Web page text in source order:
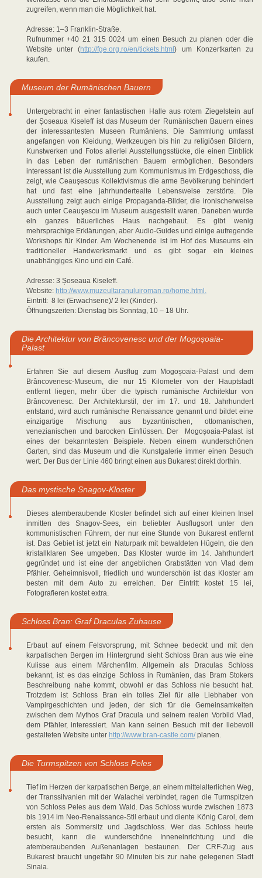
zugreifen, wenn man die Möglichkeit hat.
Adresse: 1–3 Franklin-Straße.
Rufnummer +40 21 315 0024 um einen Besuch zu planen oder die
Website unter (http://fge.org.ro/en/tickets.html) um Konzertkarten zu
kaufen.
Museum der Rumänischen Bauern
Untergebracht in einer fantastischen Halle aus rotem Ziegelstein auf
der Șoseaua Kiseleff ist das Museum der Rumänischen Bauern eines
der interessantesten Museen Rumäniens. Die Sammlung umfasst
angefangen von Kleidung, Werkzeugen bis hin zu religiösen Bildern,
Kunstwerken und Fotos allerlei Ausstellungsstücke, die einen Einblick
in das Leben der rumänischen Bauern ermöglichen. Besonders
interessant ist die Ausstellung zum Kommunismus im Erdgeschoss, die
zeigt, wie Ceauşescus Kollektivismus die arme Bevölkerung behindert
hat und fast eine jahrhundertealte Lebensweise zerstörte. Die
Ausstellung zeigt auch einige Propaganda-Bilder, die ironischerweise
auch unter Ceauşescu im Museum ausgestellt waren. Daneben wurde
ein ganzes bäuerliches Haus nachgebaut. Es gibt wenig
mehrsprachige Erklärungen, aber Audio-Guides und einige aufregende
Workshops für Kinder. Am Wochenende ist im Hof des Museums ein
traditioneller Handwerksmarkt und es gibt sogar ein kleines
unabhängiges Kino und ein Café.
Adresse: 3 Șoseaua Kiseleff.
Website: http://www.muzeultaranuluiroman.ro/home.html.
Eintritt: 8 lei (Erwachsene)/ 2 lei (Kinder).
Öffnungszeiten: Dienstag bis Sonntag, 10 – 18 Uhr.
Die Architektur von Brâncovenesc und der Mogoșoaia-
Palast
Erfahren Sie auf diesem Ausflug zum Mogoșoaia-Palast und dem
Brâncovenesc-Museum, die nur 15 Kilometer von der Hauptstadt
entfernt liegen, mehr über die typisch rumänische Architektur von
Brâncovenesc. Der Architekturstil, der im 17. und 18. Jahrhundert
entstand, wird auch rumänische Renaissance genannt und bildet eine
einzigartige Mischung aus byzantinischen, ottomanischen,
venezianischen und barocken Einflüssen. Der Mogoșoaia-Palast ist
eines der bekanntesten Beispiele. Neben einem wunderschönen
Garten, sind das Museum und die Kunstgalerie immer einen Besuch
wert. Der Bus der Linie 460 bringt einen aus Bukarest direkt dorthin.
Das mystische Snagov-Kloster
Dieses atemberaubende Kloster befindet sich auf einer kleinen Insel
inmitten des Snagov-Sees, ein beliebter Ausflugsort unter den
kommunistischen Führern, der nur eine Stunde von Bukarest entfernt
ist. Das Gebiet ist jetzt ein Naturpark mit bewaldeten Hügeln, die den
kristallklaren See umgeben. Das Kloster wurde im 14. Jahrhundert
gegründet und ist eine der angeblichen Grabstätten von Vlad dem
Pfähler. Geheimnisvoll, friedlich und wunderschön ist das Kloster am
besten mit dem Auto zu erreichen. Der Eintritt kostet 15 lei,
Fotografieren kostet extra.
Schloss Bran: Graf Draculas Zuhause
Erbaut auf einem Felsvorsprung, mit Schnee bedeckt und mit den
karpatischen Bergen im Hintergrund sieht Schloss Bran aus wie eine
Kulisse aus einem Märchenfilm. Allgemein als Draculas Schloss
bekannt, ist es das einzige Schloss in Rumänien, das Bram Stokers
Beschreibung nahe kommt, obwohl er das Schloss nie besucht hat.
Trotzdem ist Schloss Bran ein tolles Ziel für alle Liebhaber von
Vampirgeschichten und jeden, der sich für die Gemeinsamkeiten
zwischen dem Mythos Graf Dracula und seinem realen Vorbild Vlad,
dem Pfähler, interessiert. Man kann seinen Besuch mit der liebevoll
gestalteten Website unter http://www.bran-castle.com/planen.
Die Turmspitzen von Schloss Peles
Tief im Herzen der karpatischen Berge, an einem mittelalterlichen Weg,
der Transsilvanien mit der Walachei verbindet, ragen die Turmspitzen
von Schloss Peles aus dem Wald. Das Schloss wurde zwischen 1873
bis 1914 im Neo-Renaissance-Stil erbaut und diente König Carol, dem
ersten als Sommersitz und Jagdschloss. Wer das Schloss heute
besucht, kann die wunderschöne Inneneinrichtung und die
atemberaubenden Außenanlagen bestaunen. Der CRF-Zug aus
Bukarest braucht ungefähr 90 Minuten bis zur nahe gelegenen Stadt
Sinaia.